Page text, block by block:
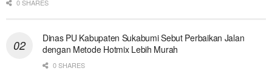
0 SHARES
Dinas PU Kabupaten Sukabumi Sebut Perbaikan Jalan
dengan Metode Hotmix Lebih Murah
0 SHARES